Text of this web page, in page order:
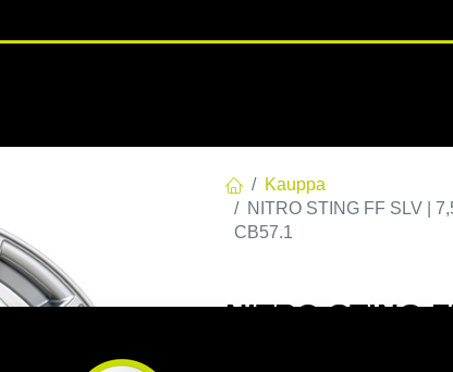
Kauppa
NITRO STING FF SLV |
CB57.1
NITRO STING